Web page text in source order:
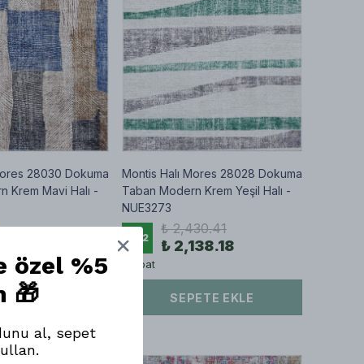
28030 Dokuma
Krem Mavi Halı -
Montis Halı Mores 28028 Dokuma
Taban Modern Krem Yeşil Halı -
NUE3273
% 12
₺ 2,430.41
₺ 2,138.18
11 Ebat
SEPETE EKLE
özel %5
🎁
al, sepet